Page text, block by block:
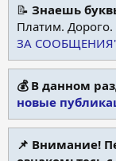
📝 Знаешь
Платим. Дорого.
ЗА
💰 В данном
новые
📌 Внимание!